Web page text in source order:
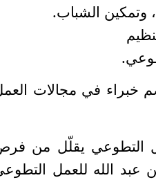
وتمكين الشباب.
خبراء في مجالات
التطوعي يقلّل من
عبد الله للعمل